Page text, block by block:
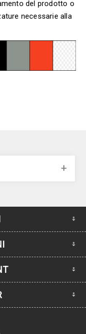
del prodotto o
necessarie alla